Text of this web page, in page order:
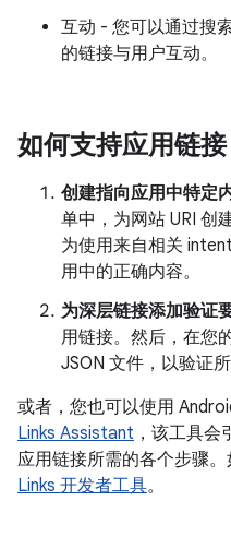
互动 - 您可以通过搜
的链接与用户互动。
如何支持应用链接
创建指向应用中特定
单中，为网站 URI 创
为使用来自相关
用中的正确内容。
为深层链接添加验证
用链接。然后，在您
JSON 文件，以验证所
或者，您也可以使用
Links Assistant ，该工具
应用链接所需的各个步骤
Links 开发者工具。